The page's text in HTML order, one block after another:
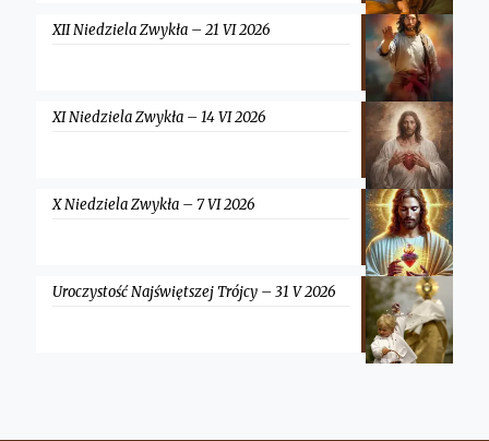
XII Niedziela Zwykła – 21 VI 2026
XI Niedziela Zwykła – 14 VI 2026
X Niedziela Zwykła – 7 VI 2026
Uroczystość Najświętszej Trójcy – 31 V 2026